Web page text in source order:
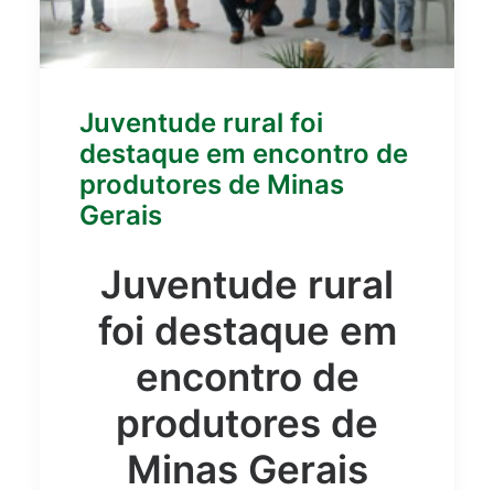
Juventude rural foi
destaque em encontro de
produtores de Minas
Gerais
Juventude rural
foi destaque em
encontro de
produtores de
Minas Gerais